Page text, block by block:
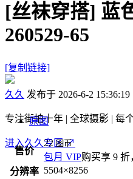
[丝袜穿搭] 蓝
260529-65
[复制链接]
久久 发布于 2026-6-2 15:36:19
专注街拍十年 | 全球摄影 | 每
进入久久专区↗
原图
售价
22图币
包月 VIP购买享 9 折
分辨率 5504×8256